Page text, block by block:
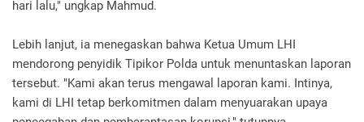
hari lalu," ungkap Mahmud.
Lebih lanjut, ia menegaskan bahwa Ketua Umum LHI
mendorong penyidik Tipikor Polda untuk menuntaskan laporan
tersebut. "Kami akan terus mengawal laporan kami. Intinya,
kami di LHI tetap berkomitmen dalam menyuarakan upaya